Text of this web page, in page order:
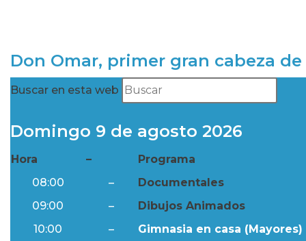
Don Omar, primer gran cabeza
Buscar en esta web
Domingo 9 de agosto 2026
Hora –
Programa
08:00
–
Documentales
09:00
–
Dibujos Animados
10:00
–
Gimnasia en casa (Mayores)